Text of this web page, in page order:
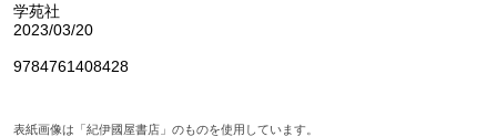
学苑社
2023/03/20
9784761408428
表紙画像は「紀伊國屋書店」のものを使用しています。